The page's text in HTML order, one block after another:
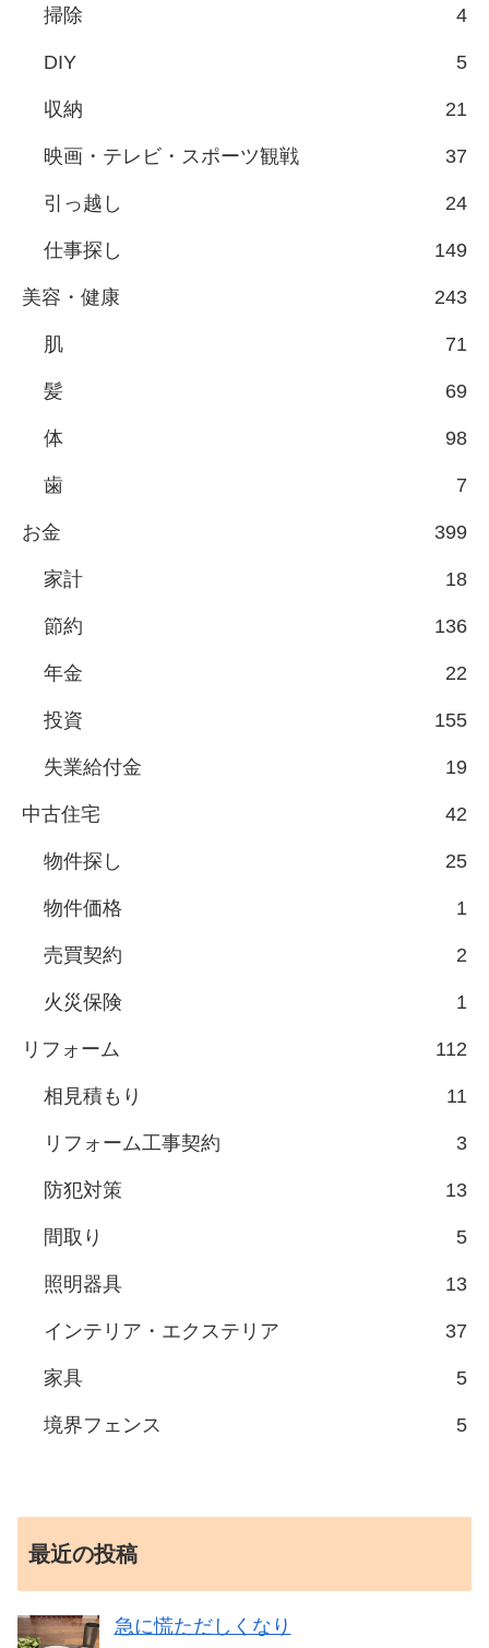
掃除 4
DIY 5
収納 21
映画・テレビ・スポーツ観戦 37
引っ越し 24
仕事探し 149
美容・健康 243
肌 71
髪 69
体 98
歯 7
お金 399
家計 18
節約 136
年金 22
投資 155
失業給付金 19
中古住宅 42
物件探し 25
物件価格 1
売買契約 2
火災保険 1
リフォーム 112
相見積もり 11
リフォーム工事契約 3
防犯対策 13
間取り 5
照明器具 13
インテリア・エクステリア 37
家具 5
境界フェンス 5
最近の投稿
急に慌ただしくなり